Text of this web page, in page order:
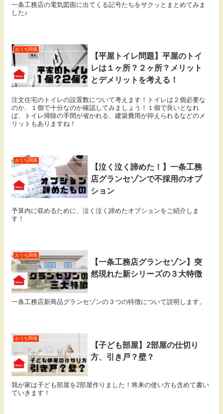
一条工務店の電気図面に出てくる記号たちをサクッとまとめてみま
した♪
おうち関係
【平屋トイレ問題】平屋のトイ
レは１ヶ所？２ヶ所？メリット
とデメリットを考える！
注文住宅のトイレの設置数について考えます！トイレは２個必要な
のか、１個で十分なのか確認してみましょう！１個で良いとなれ
ば、トイレ掃除の手間が省かれる、建築費用が抑えられるなどのメ
リットもありますね！
おうち関係
【泣く泣く諦めた！】一条工務
店グランセゾンで不採用のオプ
ション
予算内に収めるために、泣く泣く諦めたオプションをご紹介しま
す！
おうち関係
【一条工務店グランセゾン】突
然現れた新シリーズの３大特徴
一条工務店新商品グランセゾンの３つの特徴について説明します。
おうち関係
【子ども部屋】2部屋の仕切り
方、引き戸？壁？
我が家は子ども部屋を2部屋作りました！将来の使い方も含めて書い
ていきます！